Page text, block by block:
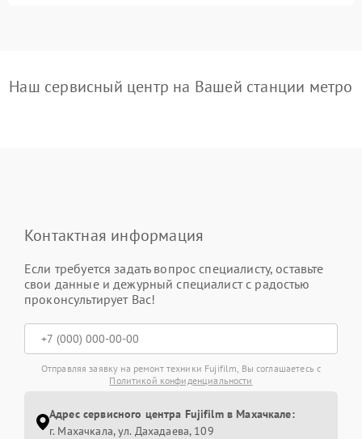
Наш сервисный центр на Вашей станции метро
Контактная информация
Если требуется задать вопрос специалисту, оставьте
свои данные и дежурный специалист с радостью
проконсультирует Вас!
Отправляя заявку на ремонт техники Fujifilm, Вы соглашаетесь с
Политикой конфиденциальности
Адрес сервисного центра Fujifilm в Махачкале:
г. Махачкала, ул. Дахадаева, 109